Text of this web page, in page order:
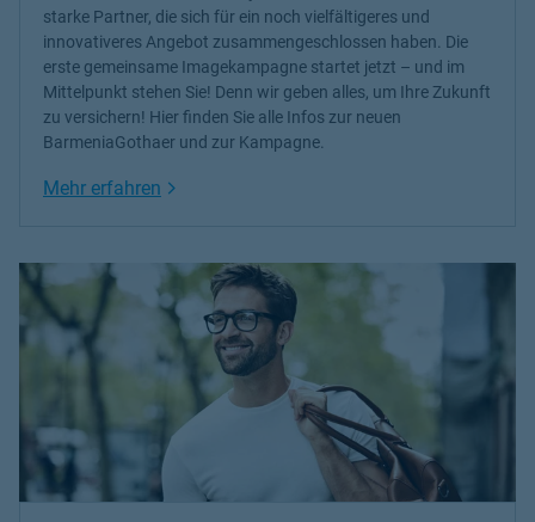
kannst du in deinem Umfeld nach Erfahrungen fragen.
Schau ob du Bewertungen in Google oder Bewertungsportalen,
wie zum Beispiel Proven Expert finden kannst oder was auf
Facebook und YouTube so von der Person veröffentlicht wird. Du
findest jemanden Sympathisch aber die letzte Überzeugung fehlt?
Kennen lernen ein. So kannst du dich etwas beschnuppern und
Bildschirmtelefonie was gerade passt. Frag Deinen Berater in Spee
ob er Dir Referenzkunden nennen kann. Jeder Vertriebler hat seine
langjährigen Stammkunden, die gerne ihre Erfahrung teilen.
Unter den Punkt Vertrauen gehört auch meine Arbeitsweise: „Ich
arbeite nach Wahrheit und Klarheit“. Das erwarte ich aber auch
von meinem Gegenüber. Denn solange jeder mit offenen Karten
spielt, gibt es auch immer eine Lösung für jedes Problem.
Eine aktuelle Standortbestimmung bildet die Grundlage meiner
Beratung und Entwicklung Ihrer persönlichen Vorsorgestrategie.
starke Partner, die sich für ein noch vielfältigeres und
innovativeres Angebot zusammengeschlossen haben. Die
erste gemeinsame Imagekampagne startet jetzt – und im
Mittelpunkt stehen Sie! Denn wir geben alles, um Ihre Zukunft
zu versichern! Hier finden Sie alle Infos zur neuen
BarmeniaGothaer und zur Kampagne.
Mehr erfahren Link Opens in New Tab